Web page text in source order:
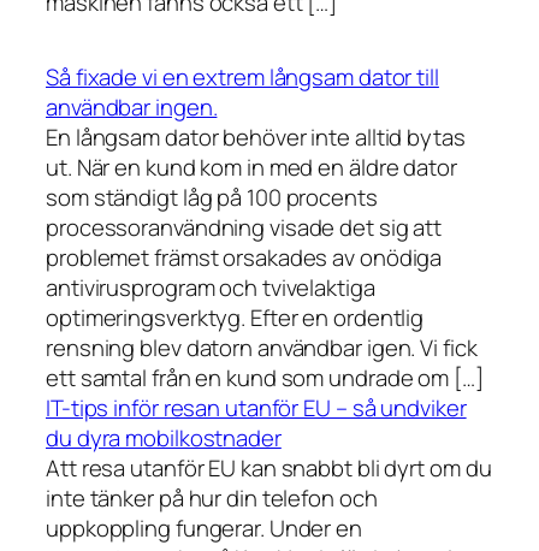
Så fixade vi en extrem långsam dator till
användbar ingen.
En långsam dator behöver inte alltid bytas
ut. När en kund kom in med en äldre dator
som ständigt låg på 100 procents
processoranvändning visade det sig att
problemet främst orsakades av onödiga
antivirusprogram och tvivelaktiga
optimeringsverktyg. Efter en ordentlig
rensning blev datorn användbar igen. Vi fick
ett samtal från en kund som undrade om […]
IT-tips inför resan utanför EU – så undviker
du dyra mobilkostnader
Att resa utanför EU kan snabbt bli dyrt om du
inte tänker på hur din telefon och
uppkoppling fungerar. Under en